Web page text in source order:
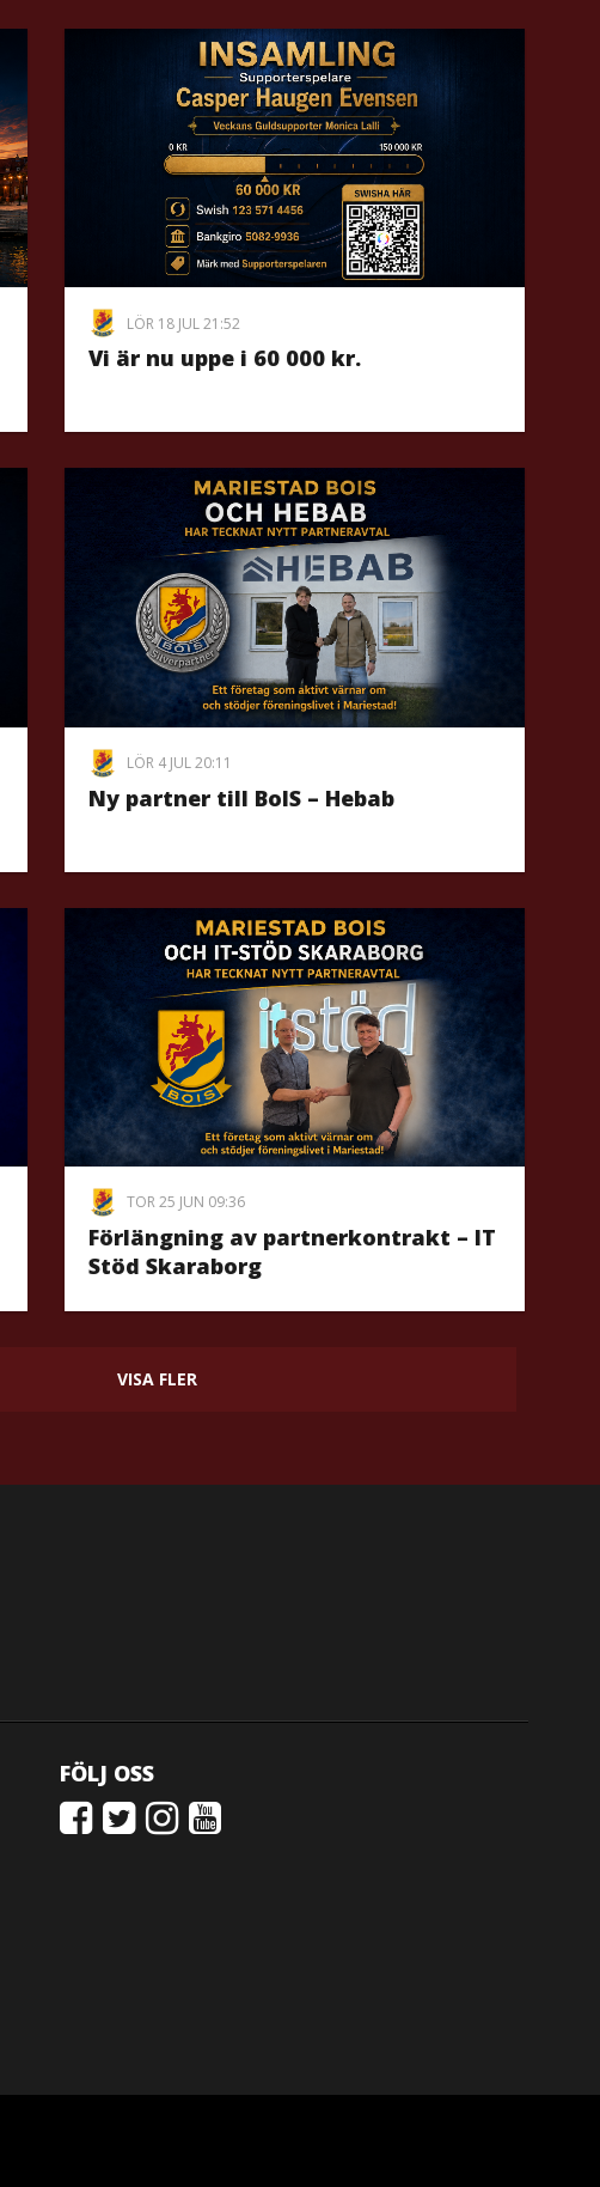
LÖR 18 JUL 21:52
Vi är nu uppe i 60 000 kr.
LÖR 4 JUL 20:11
Ny partner till BoIS – Hebab
TOR 25 JUN 09:36
Förlängning av partnerkontrakt – IT
Stöd Skaraborg
VISA FLER
FÖLJ OSS